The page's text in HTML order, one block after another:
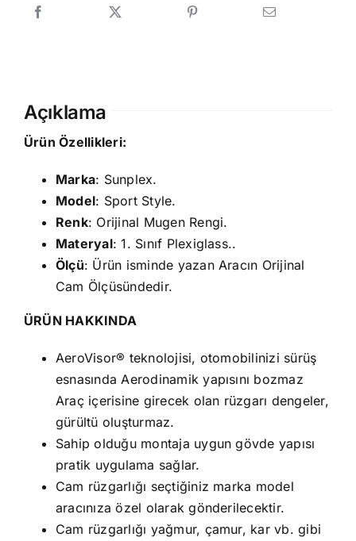
Açıklama
Ürün Özellikleri:
Marka: Sunplex.
Model: Sport Style.
Renk: Orijinal Mugen Rengi.
Materyal: 1. Sınıf Plexiglass..
Ölçü: Ürün isminde yazan Aracın Orijinal
Cam Ölçüsündedir.
ÜRÜN HAKKINDA
AeroVisor® teknolojisi, otomobilinizi sürüş
esnasında Aerodinamik yapısını bozmaz
Araç içerisine girecek olan rüzgarı dengeler,
gürültü oluşturmaz.
Sahip olduğu montaja uygun gövde yapısı
pratik uygulama sağlar.
Cam rüzgarlığı seçtiğiniz marka model
aracınıza özel olarak gönderilecektir.
Cam rüzgarlığı yağmur, çamur, kar vb. gibi